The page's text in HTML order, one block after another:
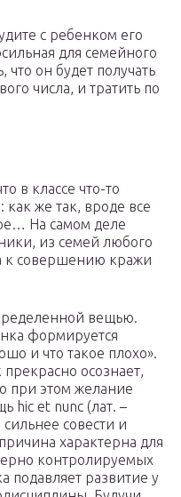
с ребенком его
для семейного
он будет получать
числа, и тратить по
в классе что-то
же так, вроде все
На самом деле
из семей любого
к совершению кражи
вещью.
формируется
и что такое плохо».
осознает,
при этом желание
hic et nunc (лат. –
сильнее совести и
характерна для
контролируемых
подавляет развитие у